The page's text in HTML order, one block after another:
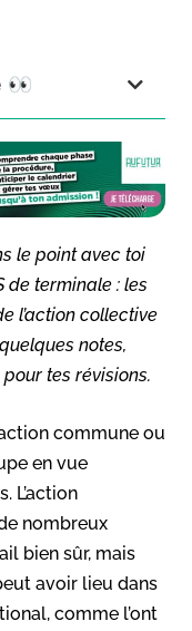
👀
le point avec toi
de terminale : les
l’action collective
notes,
tes révisions.
commune ou
en vue
L’action
nombreux
bien sûr, mais
avoir lieu dans
comme l’ont